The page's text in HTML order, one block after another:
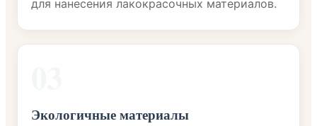
для нанесения лакокрасочных материалов.
Экологичные материалы